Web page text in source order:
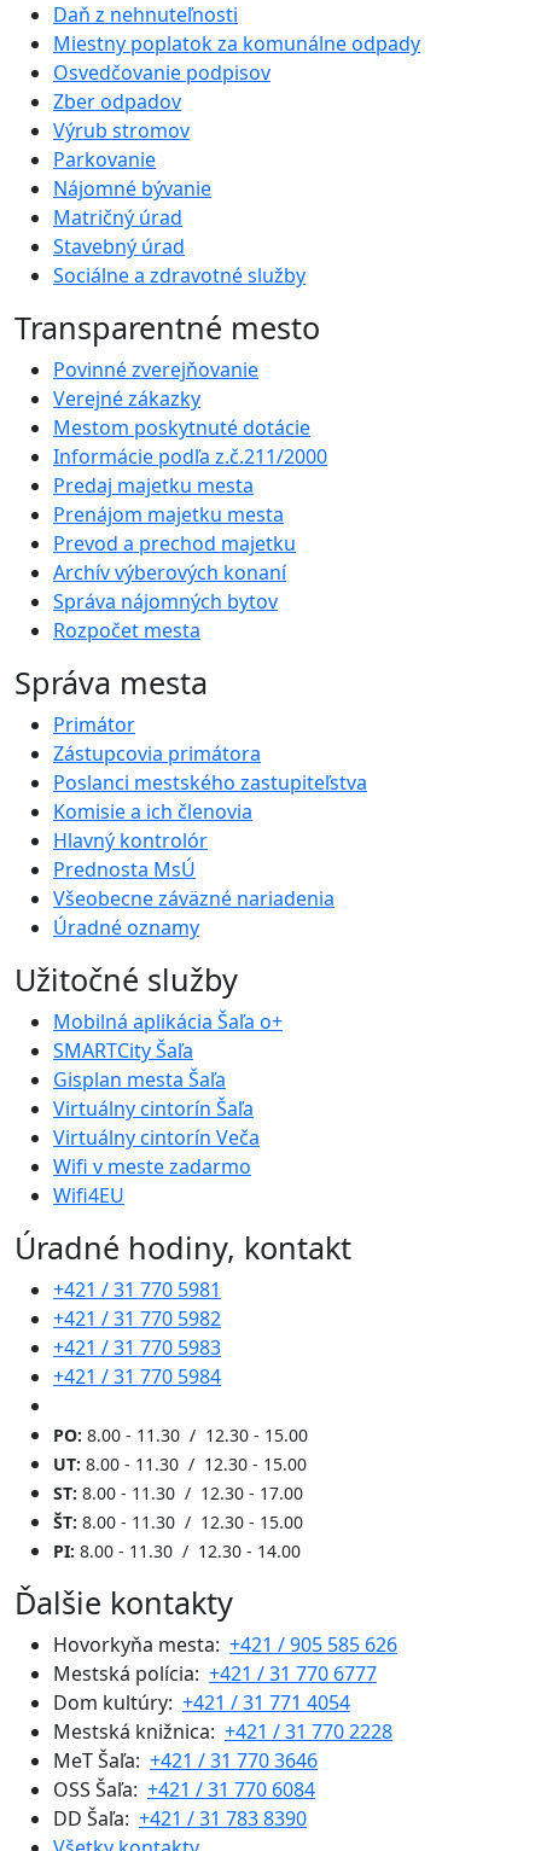
Daň z nehnuteľnosti
Miestny poplatok za komunálne odpady
Osvedčovanie podpisov
Zber odpadov
Výrub stromov
Parkovanie
Nájomné bývanie
Matričný úrad
Stavebný úrad
Sociálne a zdravotné služby
Transparentné mesto
Povinné zverejňovanie
Verejné zákazky
Mestom poskytnuté dotácie
Informácie podľa z.č.211/2000
Predaj majetku mesta
Prenájom majetku mesta
Prevod a prechod majetku
Archív výberových konaní
Správa nájomných bytov
Rozpočet mesta
Správa mesta
Primátor
Zástupcovia primátora
Poslanci mestského zastupiteľstva
Komisie a ich členovia
Hlavný kontrolór
Prednosta MsÚ
Všeobecne záväzné nariadenia
Úradné oznamy
Užitočné služby
Mobilná aplikácia Šaľa o+
SMARTCity Šaľa
Gisplan mesta Šaľa
Virtuálny cintorín Šaľa
Virtuálny cintorín Veča
Wifi v meste zadarmo
Wifi4EU
Úradné hodiny, kontakt
+421 / 31 770 5981
+421 / 31 770 5982
+421 / 31 770 5983
+421 / 31 770 5984
PO: 8.00 - 11.30 / 12.30 - 15.00
UT: 8.00 - 11.30 / 12.30 - 15.00
ST: 8.00 - 11.30 / 12.30 - 17.00
ŠT: 8.00 - 11.30 / 12.30 - 15.00
PI: 8.00 - 11.30 / 12.30 - 14.00
Ďalšie kontakty
Hovorkyňa mesta: +421 / 905 585 626
Mestská polícia: +421 / 31 770 6777
Dom kultúry: +421 / 31 771 4054
Mestská knižnica: +421 / 31 770 2228
MeT Šaľa: +421 / 31 770 3646
OSS Šaľa: +421 / 31 770 6084
DD Šaľa: +421 / 31 783 8390